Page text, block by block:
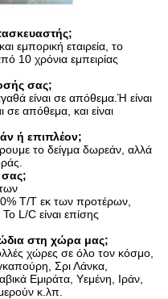
εμπορική εταιρεία, το
10 χρόνια εμπειρίας
σας;
είναι σε απόθεμα.Ή είναι
σε απόθεμα, και είναι
ή επιπλέον;
το δείγμα δωρεάν, αλλά
σας;
T/T εκ των προτέρων,
L/C είναι επίσης
στη χώρα μας;
χώρες σε όλο τον κόσμο,
Σρι Λάνκα,
Εμιράτα, Υεμένη, Ιράν,
κ.λπ.